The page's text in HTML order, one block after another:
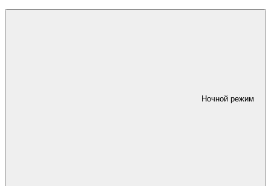
Ночной режим